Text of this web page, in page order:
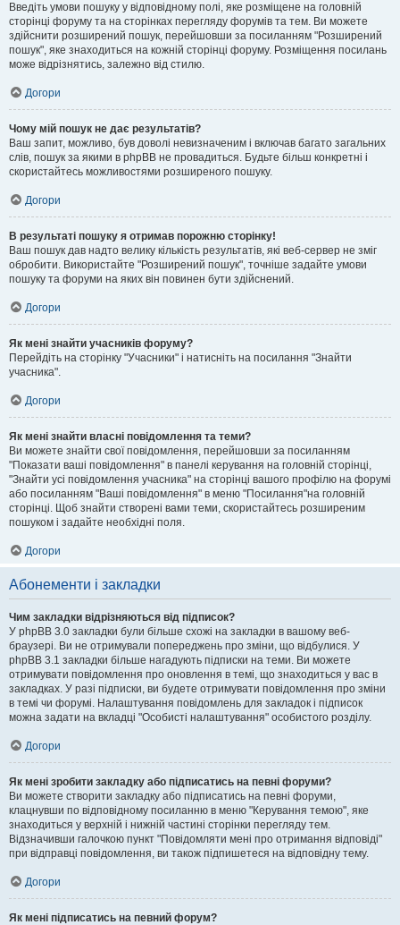
Введіть умови пошуку у відповідному полі, яке розміщене на головній
сторінці форуму та на сторінках перегляду форумів та тем. Ви можете
здійснити розширений пошук, перейшовши за посиланням "Розширений
пошук", яке знаходиться на кожній сторінці форуму. Розміщення посилань
може відрізнятись, залежно від стилю.
Догори
Чому мій пошук не дає результатів?
Ваш запит, можливо, був доволі невизначеним і включав багато загальних
слів, пошук за якими в phpBB не провадиться. Будьте більш конкретні і
скористайтесь можливостями розширеного пошуку.
Догори
В результаті пошуку я отримав порожню сторінку!
Ваш пошук дав надто велику кількість результатів, які веб-сервер не зміг
обробити. Використайте "Розширений пошук", точніше задайте умови
пошуку та форуми на яких він повинен бути здійснений.
Догори
Як мені знайти учасників форуму?
Перейдіть на сторінку "Учасники" і натисніть на посилання "Знайти
учасника".
Догори
Як мені знайти власні повідомлення та теми?
Ви можете знайти свої повідомлення, перейшовши за посиланням
"Показати ваші повідомлення" в панелі керування на головній сторінці,
"Знайти усі повідомлення учасника" на сторінці вашого профілю на форумі
або посиланням "Ваші повідомлення" в меню "Посилання"на головній
сторінці. Щоб знайти створені вами теми, скористайтесь розширеним
пошуком і задайте необхідні поля.
Догори
Абонементи і закладки
Чим закладки відрізняються від підписок?
У phpBB 3.0 закладки були більше схожі на закладки в вашому веб-
браузері. Ви не отримували попереджень про зміни, що відбулися. У
phpBB 3.1 закладки більше нагадують підписки на теми. Ви можете
отримувати повідомлення про оновлення в темі, що знаходиться у вас в
закладках. У разі підписки, ви будете отримувати повідомлення про зміни
в темі чи форумі. Налаштування повідомлень для закладок і підписок
можна задати на вкладці "Особисті налаштування" особистого розділу.
Догори
Як мені зробити закладку або підписатись на певні форуми?
Ви можете створити закладку або підписатись на певні форуми,
клацнувши по відповідному посиланню в меню "Керування темою", яке
знаходиться у верхній і нижній частині сторінки перегляду тем.
Відзначивши галочкою пункт "Повідомляти мені про отримання відповіді"
при відправці повідомлення, ви також підпишетеся на відповідну тему.
Догори
Як мені підписатись на певний форум?